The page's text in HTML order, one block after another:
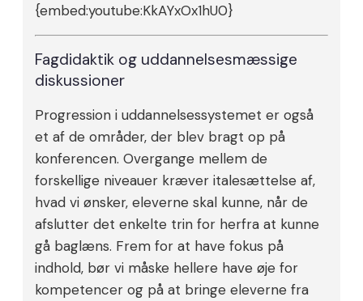
{embed:youtube:KkAYxOx1hU0}
Fagdidaktik og uddannelsesmæssige
diskussioner
Progression i uddannelsessystemet er også
et af de områder, der blev bragt op på
konferencen. Overgange mellem de
forskellige niveauer kræver italesættelse af,
hvad vi ønsker, eleverne skal kunne, når de
afslutter det enkelte trin for herfra at kunne
gå baglæns. Frem for at have fokus på
indhold, bør vi måske hellere have øje for
kompetencer og på at bringe eleverne fra